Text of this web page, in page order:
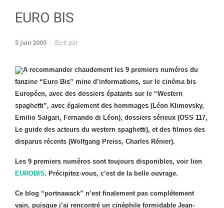
EURO BIS
5 juin 2005 Ecrit par
A recommander chaudement les 9 premiers numéros du
fanzine “Euro Bis” mine d’informations, sur le cinéma bis
Européen, avec des dossiers épatants sur le “Western
spaghetti”, avec également des hommages (Léon Klimovsky,
Emilio Salgari, Fernando di Léon), dossiers sérieux (OSS 117,
Le guide des acteurs du western spaghetti), et des filmos des
disparus récents (Wolfgang Preiss, Charles Rénier).
Les 9 premiers numéros sont toujours disponibles, voir lien
EUROBIS. Précipitez-vous, c’est de la belle ouvrage.
Ce blog “portnawack” n’est finalement pas complétement
vain, puisque j’ai rencontré un cinéphile formidable Jean-